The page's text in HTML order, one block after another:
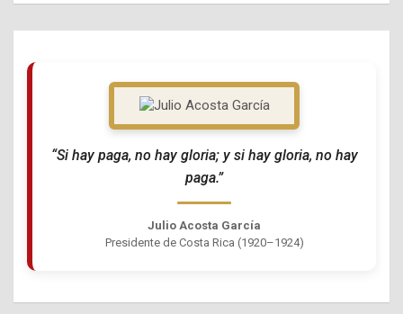
“Si hay paga, no hay gloria; y si hay gloria, no hay
paga.”
Julio Acosta García
Presidente de Costa Rica (1920–1924)